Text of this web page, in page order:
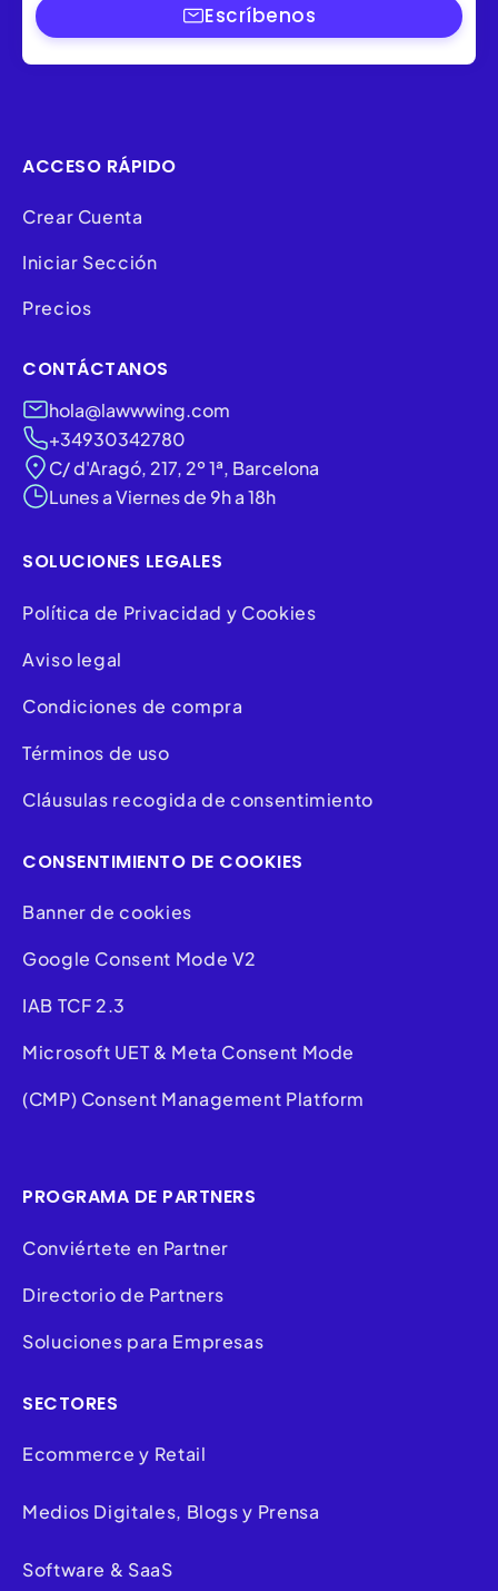
Escríbenos
ACCESO RÁPIDO
Crear Cuenta
Iniciar Sección
Precios
CONTÁCTANOS
hola@lawwwing.com
+34930342780
C/ d'Aragó, 217, 2º 1ª, Barcelona
Lunes a Viernes de 9h a 18h
SOLUCIONES LEGALES
Política de Privacidad y Cookies
Aviso legal
Condiciones de compra
Términos de uso
Cláusulas recogida de consentimiento
CONSENTIMIENTO DE COOKIES
Banner de cookies
Google Consent Mode V2
IAB TCF 2.3
Microsoft UET & Meta Consent Mode
(CMP) Consent Management Platform
PROGRAMA DE PARTNERS
Conviértete en Partner
Directorio de Partners
Soluciones para Empresas
SECTORES
Ecommerce y Retail
Medios Digitales, Blogs y Prensa
Software & SaaS